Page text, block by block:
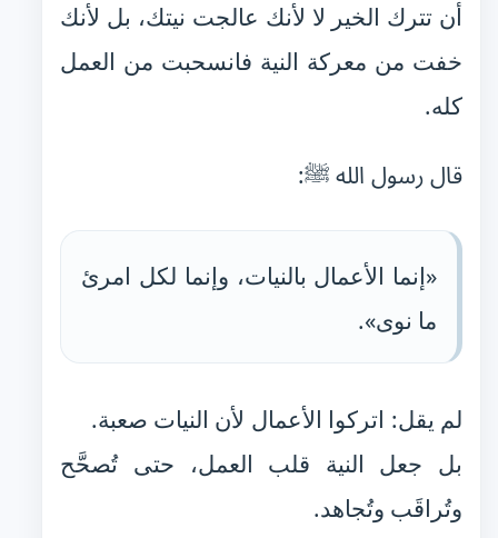
أن تترك الخير لا لأنك عالجت نيتك، بل لأنك
خفت من معركة النية فانسحبت من العمل
كله.
قال رسول الله ﷺ:
«إنما الأعمال بالنيات، وإنما لكل امرئ
ما نوى».
لم يقل: اتركوا الأعمال لأن النيات صعبة.
بل جعل النية قلب العمل، حتى تُصحَّح
وتُراقَب وتُجاهد.